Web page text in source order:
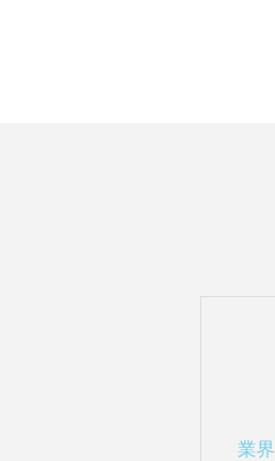
業